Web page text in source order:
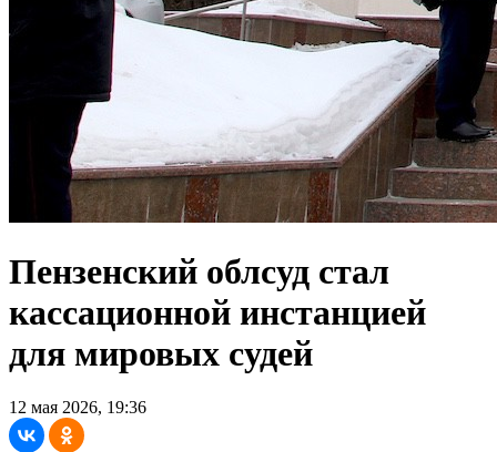
Пензенский облсуд стал
кассационной инстанцией
для мировых судей
12 мая 2026, 19:36